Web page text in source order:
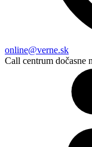
online@verne.sk
Call centrum dočasne